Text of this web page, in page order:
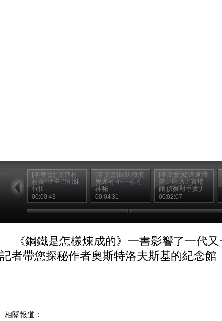
[冬奧會]“奧運村
村長”伊辛巴耶娃
很忙
00:00:43
[冬奧會]探訪海濱
奧運村 不一樣的
神秘
00:04:31
[冬奧會]短道速滑
隊：適應比賽場
館 偵察對手實力
00:02:07
《鋼鐵是怎樣煉成的》一書影響了一代
記者帶您探秘作者奧斯特洛夫斯基的紀念館
相關報道：